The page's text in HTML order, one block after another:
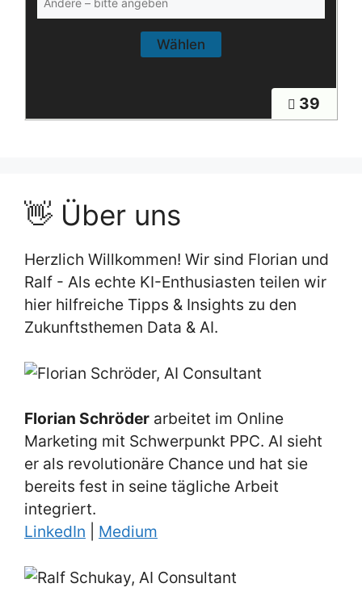
39
👋 Über uns
Herzlich Willkommen! Wir sind Florian und
Ralf - Als echte KI-Enthusiasten teilen wir
hier hilfreiche Tipps & Insights zu den
Zukunftsthemen Data & AI.
Florian Schröder arbeitet im Online
Marketing mit Schwerpunkt PPC. AI sieht
er als revolutionäre Chance und hat sie
bereits fest in seine tägliche Arbeit
integriert.
LinkedIn
Medium